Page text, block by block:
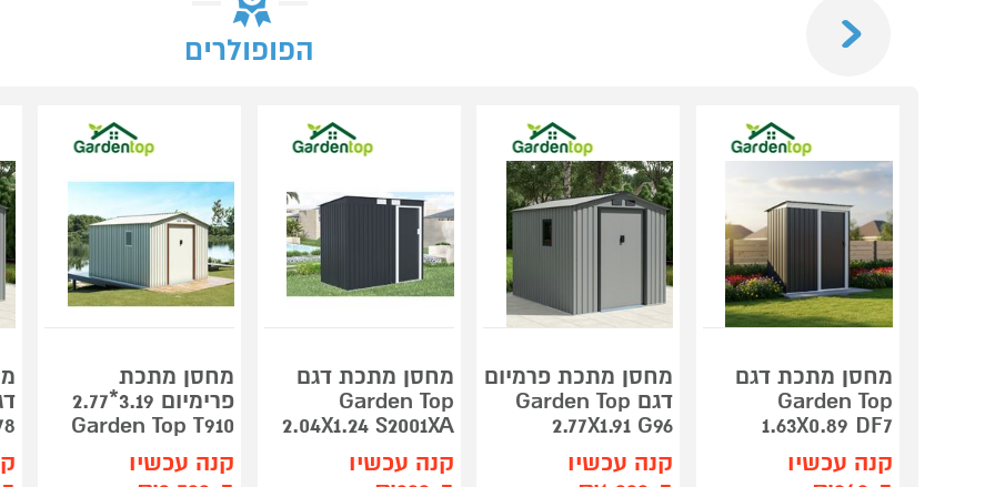
הפופולרים
מחסן מתכת דגם
Garden Top
1.63X0.89 DF7
קנה עכשיו
מחסן מתכת פרמיום
דגם Garden Top
2.77X1.91 G96
קנה עכשיו
מחסן מתכת דגם
Garden Top
2.04X1.24 S2001XA
קנה עכשיו
מחסן מתכת
פרימיום 3.19*2.77
Garden Top T910
קנה עכשיו